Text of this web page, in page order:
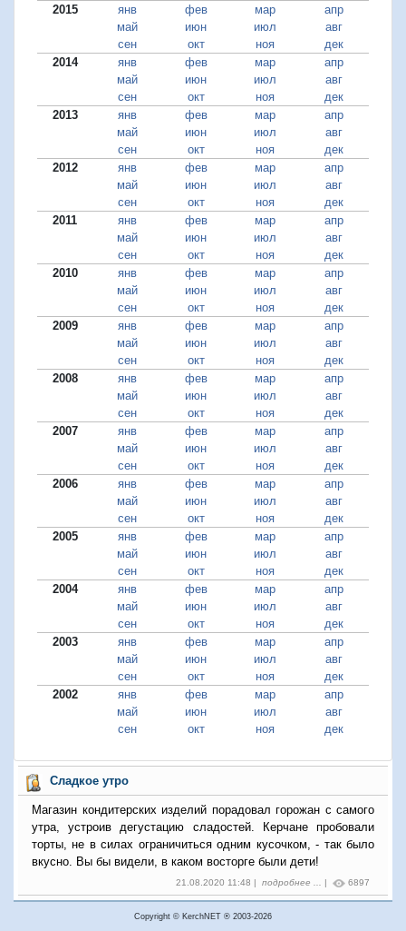
2015
янв фев мар
апр
май
июн июл
авг
сен
окт ноя
дек
2014
янв фев мар
апр
май
июн июл
авг
сен
окт ноя
дек
2013
янв фев мар
апр
май
июн июл
авг
сен
окт ноя
дек
2012
янв фев мар
апр
май
июн июл
авг
сен
окт ноя
дек
2011
янв фев мар
апр
май
июн июл
авг
сен
окт ноя
дек
2010
янв фев мар
апр
май
июн июл
авг
сен
окт ноя
дек
2009
янв фев мар
апр
май
июн июл
авг
сен
окт ноя
дек
2008
янв фев мар
апр
май
июн июл
авг
сен
окт ноя
дек
2007
янв фев мар
апр
май
июн июл
авг
сен
окт ноя
дек
2006
янв фев мар
апр
май
июн июл
авг
сен
окт ноя
дек
2005
янв фев мар
апр
май
июн июл
авг
сен
окт ноя
дек
2004
янв фев мар
апр
май
июн июл
авг
сен
окт ноя
дек
2003
янв фев мар
апр
май
июн июл
авг
сен
окт ноя
дек
2002
янв фев мар
апр
май
июн июл
авг
сен
окт ноя дек
Сладкое утро
Магазин кондитерских изделий порадовал горожан с самого
утра, устроив дегустацию сладостей. Керчане пробовали
торты, не в силах ограничиться одним кусочком, - так было
вкусно. Вы бы видели, в каком восторге были дети!
21.08.2020 11:48 | подробнее ... | 6897
Copyright © KerchNET ® 2003-2026